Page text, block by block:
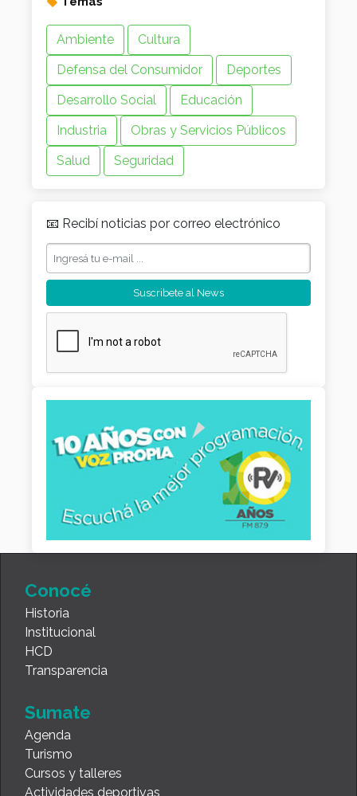
Ambiente
Cultura
Defensa del Consumidor
Deportes
Desarrollo Social
Educación
Industria
Obras y Servicios Públicos
Salud
Seguridad
📧 Recibí noticias por correo electrónico
Conocé
Historia
Institucional
HCD
Transparencia
Sumate
Agenda
Turismo
Cursos y talleres
Actividades deportivas